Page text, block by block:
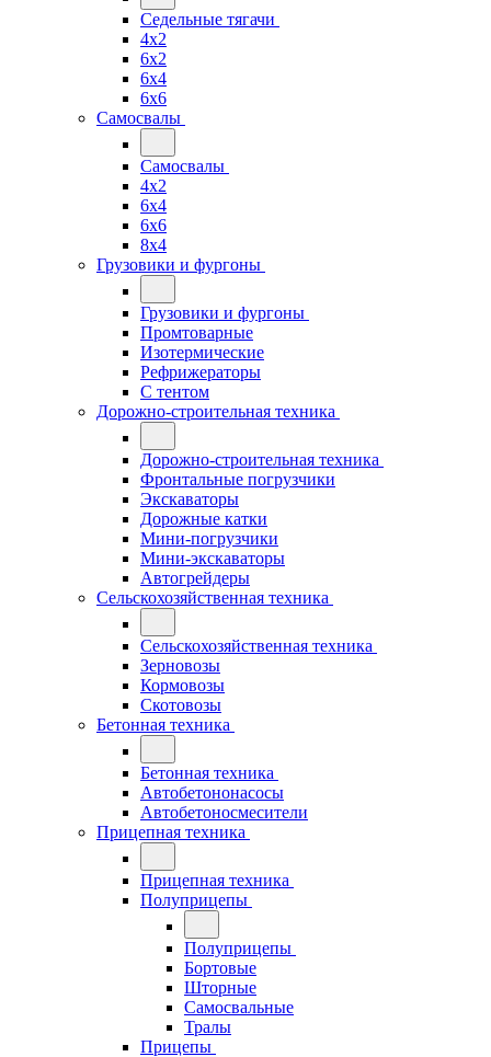
Седельные тягачи
4x2
6x2
6x4
6x6
Самосвалы
Самосвалы
4x2
6x4
6x6
8x4
Грузовики и фургоны
Грузовики и фургоны
Промтоварные
Изотермические
Рефрижераторы
С тентом
Дорожно-строительная техника
Дорожно-строительная техника
Фронтальные погрузчики
Экскаваторы
Дорожные катки
Мини-погрузчики
Мини-экскаваторы
Автогрейдеры
Сельскохозяйственная техника
Сельскохозяйственная техника
Зерновозы
Кормовозы
Скотовозы
Бетонная техника
Бетонная техника
Автобетононасосы
Автобетоносмесители
Прицепная техника
Прицепная техника
Полуприцепы
Полуприцепы
Бортовые
Шторные
Самосвальные
Тралы
Прицепы